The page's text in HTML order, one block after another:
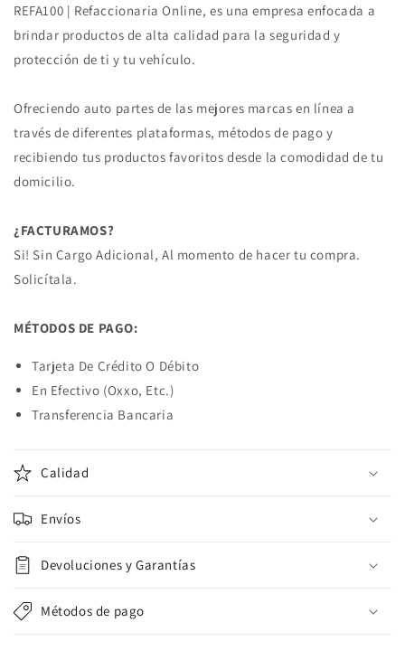
REFA100 | Refaccionaria Online, es una empresa enfocada a
brindar productos de alta calidad para la seguridad y
protección de ti y tu vehículo.
Ofreciendo auto partes de las mejores marcas en línea a
través de diferentes plataformas, métodos de pago y
recibiendo tus productos favoritos desde la comodidad de tu
domicilio.
¿FACTURAMOS?
Si! Sin Cargo Adicional, Al momento de hacer tu compra.
Solicítala.
MÉTODOS DE PAGO:
Tarjeta De Crédito O Débito
En Efectivo (Oxxo, Etc.)
Transferencia Bancaria
Calidad
Envíos
Devoluciones y Garantías
Métodos de pago